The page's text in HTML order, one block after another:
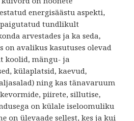
energisäästu aspekti,
paigutatud tundlikult
arvestades ja ka seda,
on avalikus kasutuses olevad
koolid, mängu- ja
külaplatsid, kaevud,
ning kas tänavaruum
piirete, sillutise,
on külale iseloomuliku
on ülevaade sellest, kes ja kui